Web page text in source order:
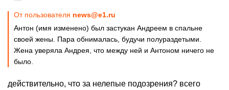
От пользователя news@e1.ru
Антон (имя изменено) был застукан Андреем в спальне
своей жены. Пара обнималась, будучи полураздетыми.
Жена уверяла Андрея, что между ней и Антоном ничего не
было.
действительно, что за нелепые подозрения? всего